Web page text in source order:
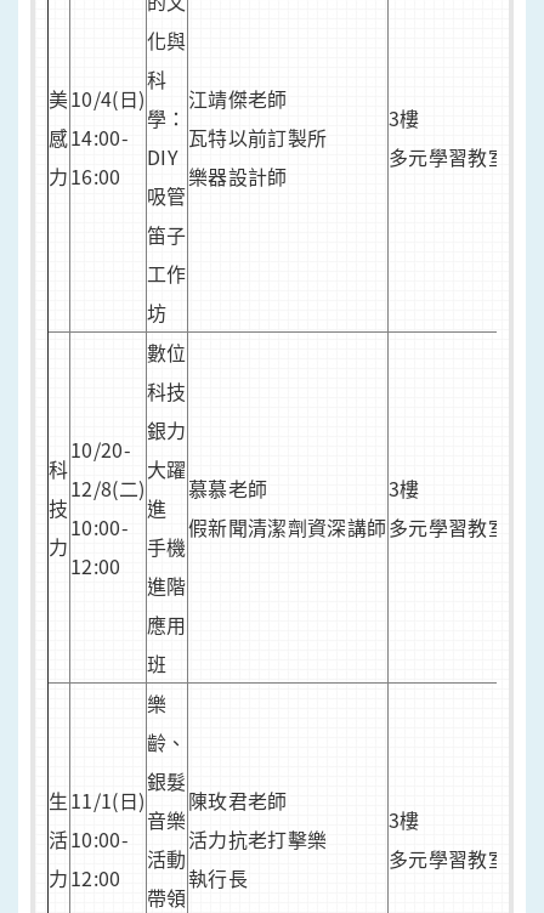
美
感
力
10/4(日)
14:00-
16:00
化與
科
學：
DIY
吸管
笛子
工作
坊
江靖傑老師
瓦特以前訂製所
樂器設計師
3樓
多元學習教室
科
技
力
10/20-
12/8(二)
10:00-
12:00
數位
科技
銀力
大躍
進
手機
進階
應用
班
慕慕老師
假新聞清潔劑資深講師
3樓
多元學習教室
生
活
力
11/1(日)
10:00-
12:00
樂
齡、
銀髮
音樂
活動
帶領
陳玫君老師
活力抗老打擊樂
執行長
3樓
多元學習教室